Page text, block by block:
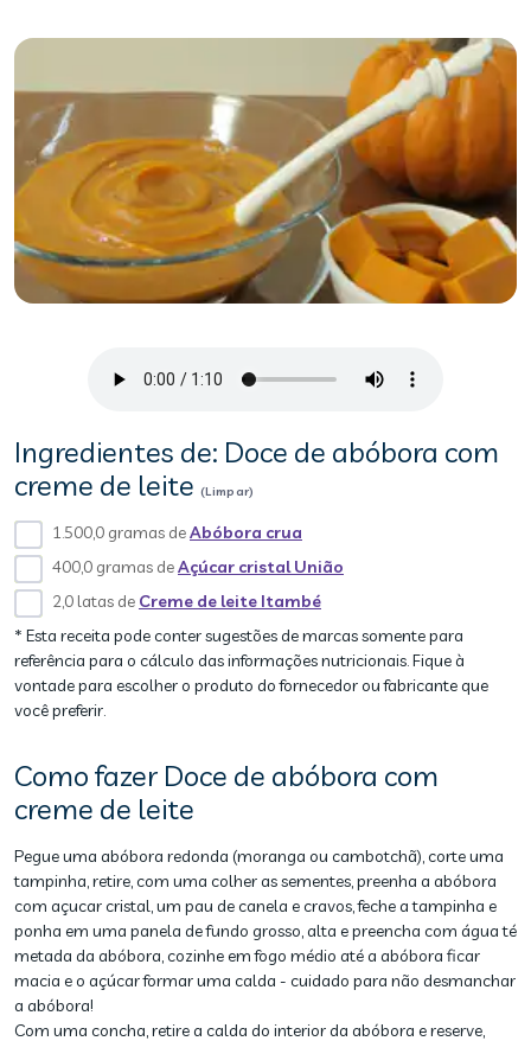
Ingredientes de: Doce de abóbora com
creme de leite (Limpar)
1.500,0 gramas deAbóbora crua
400,0 gramas deAçúcar cristal União
2,0 latas de Creme de leite Itambé
* Esta receita pode conter sugestões de marcas somente para
referência para o cálculo das informações nutricionais. Fique à
vontade para escolher o produto do fornecedor ou fabricante que
você preferir.
Como fazer Doce de abóbora com
creme de leite
Pegue uma abóbora redonda (moranga ou cambotchã), corte uma
tampinha, retire, com uma colher as sementes, preenha a abóbora
com açucar cristal, um pau de canela e cravos, feche a tampinha e
ponha em uma panela de fundo grosso, alta e preencha com água té
metada da abóbora, cozinhe em fogo médio até a abóbora ficar
macia e o açúcar formar uma calda - cuidado para não desmanchar
a abóbora!
Com uma concha, retire a calda do interior da abóbora e reserve,